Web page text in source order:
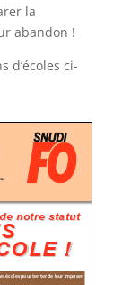
la
abandon !
d’écoles ci-